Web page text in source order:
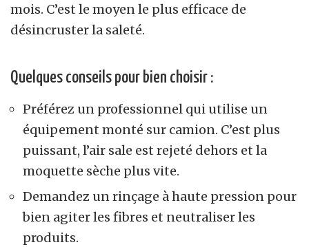
mois. C’est le moyen le plus efficace de
désincruster la saleté.
Quelques conseils pour bien choisir :
Préférez un professionnel qui utilise un
équipement monté sur camion. C’est plus
puissant, l’air sale est rejeté dehors et la
moquette sèche plus vite.
Demandez un rinçage à haute pression pour
bien agiter les fibres et neutraliser les
produits.